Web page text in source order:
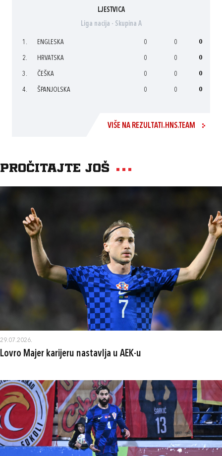
LJESTVICA
Liga nacija - Skupina A
1. ENGLESKA 0 0 0
2. HRVATSKA 0 0 0
3. ČEŠKA 0 0 0
4. ŠPANJOLSKA 0 0 0
VIŠE NA REZULTATI.HNS.TEAM
Pročitajte još
29.07.2026.
Lovro Majer karijeru nastavlja u AEK-u